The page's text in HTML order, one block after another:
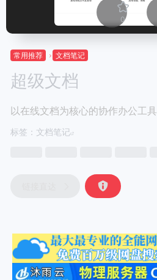
0
常用推荐 文档笔记
超级文档
以在线文档为核心的协作办公工具
标签： 文档笔记